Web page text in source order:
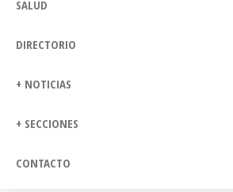
SALUD
DIRECTORIO
+ NOTICIAS
+ SECCIONES
CONTACTO